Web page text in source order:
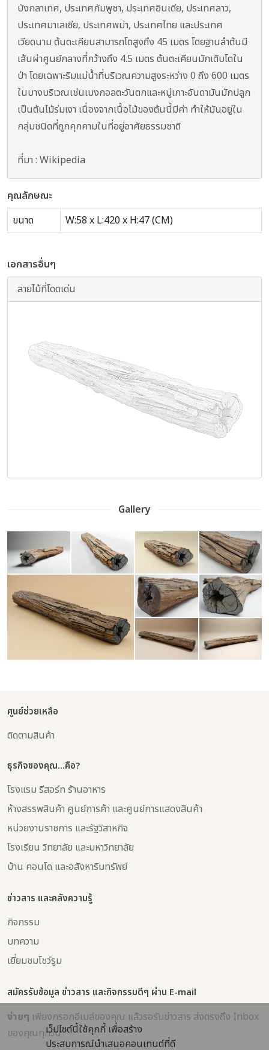
บังกลาเทศ, ประเทศกัมพูชา, ประเทศอินเดีย, ประเทศลาว,
ประเทศมาเลเซีย, ประเทศพม่า, ประเทศไทย และประเทศ
เวียดนาม ต้นตะเคียนสามารถโตสูงถึง 45 เมตร โดยฐานลำต้นมี
เส้นผ่าศูนย์กลางที่กว้างถึง 4.5 เมตร ต้นตะเคียนมักเติบโตใน
ป่า โดยเฉพาะริมแม่น้ำที่บริเวณความสูงระหว่าง 0 ถึง 600 เมตร
ในบางบริเวณเช่นเบงกอลตะวันตกและหมู่เกาะอันดามันมักปลูก
เป็นต้นไม้ร่มเงา เนื่องจากเนื้อไม้ของต้นนี้มีค่า ทำให้มันอยู่ใน
กลุ่มชนิดที่ถูกคุกคามในที่อยู่อาศัยธรรมชาติ
ที่มา : Wikipedia
คุณลักษณะ
ขนาด
W:58 x L:420 x H:47 (CM)
เอกสารอื่นๆ
ลายไม้ที่โดดเด่น
Gallery
เว็ปไซต์นี้ใช้คุกกี้ เพื่อสร้าง
ประสบการณ์นำเสนอคอนเทนต์ที่ดี
ศูนย์ช่วยเหลือ
ติดตามสินค้า
ธุรกิจของคุณ...คือ?
โรงแรม รีสอร์ท ร้านอาหาร
ห้างสรรพสินค้า ศูนย์การค้า และศูนย์การแสดงสินค้า
หน่วยงานราชการ และรัฐวิสาหกิจ
โรงเรียน วิทยาลัย และมหาวิทยาลัย
บ้าน คอนโด และอสังหาริมทรัพย์
ข่าวสาร และคลังความรู้
กิจกรรม
บทความ
เยี่ยมชมโชว์รูม
สมัครรับข้อมูล ข่าวสาร และกิจกรรมดีๆ ผ่าน E-mail
ง่ายๆ เพียงกรอกอีเมล์ของคุณ แล้วรอรับข่าวสาร ส่งตรงถึง Inbox
ของคุณทุกวัน